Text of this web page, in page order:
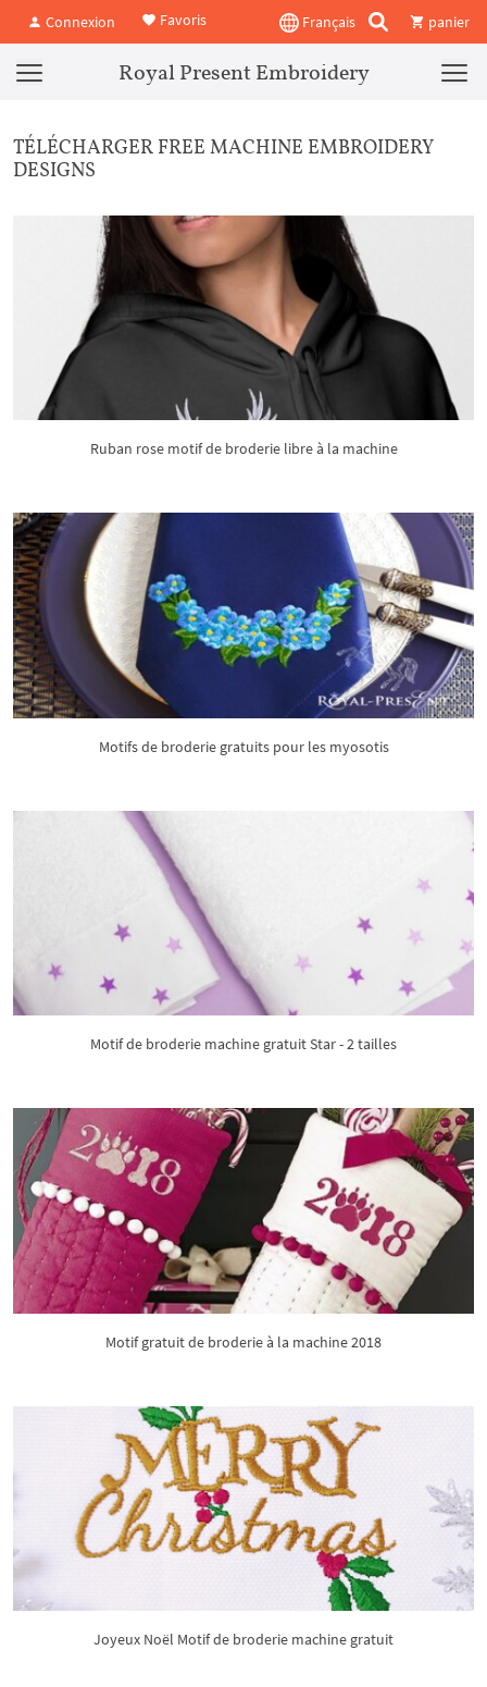
Connexion Favoris Français panier
Royal Present Embroidery
TÉLÉCHARGER FREE MACHINE EMBROIDERY
DESIGNS
Ruban rose motif de broderie libre à la machine
Motifs de broderie gratuits pour les myosotis
Motif de broderie machine gratuit Star - 2 tailles
Motif gratuit de broderie à la machine 2018
Joyeux Noël Motif de broderie machine gratuit